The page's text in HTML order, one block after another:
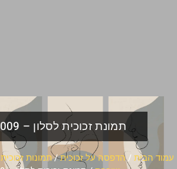
תמונת זכוכית לסלון – DRG-009
עמוד הבית /הדפסה על זכוכית/תמונות זכוכית